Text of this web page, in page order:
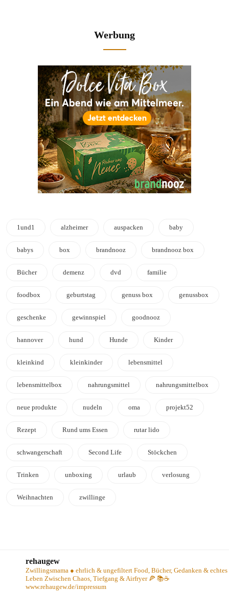
Werbung
1und1 alzheimer auspacken baby
babys box brandnooz brandnooz box
Bücher demenz dvd familie
foodbox geburtstag genuss box genussbox
geschenke gewinnspiel goodnooz
hannover hund Hunde Kinder
kleinkind kleinkinder lebensmittel
lebensmittelbox nahrungsmittel nahrungsmittelbox
neue produkte nudeln oma projekt52
Rezept Rund ums Essen rutar lido
schwangerschaft Second Life Stöckchen
Trinken unboxing urlaub verlosung
Weihnachten zwillinge
rehaugew
Zwillingsmama ● ehrlich & ungefiltert Food, Bücher, Gedanken & echtes
Leben Zwischen Chaos, Tiefgang & Airfryer 🍕 📚☕️
www.rehaugew.de/impressum